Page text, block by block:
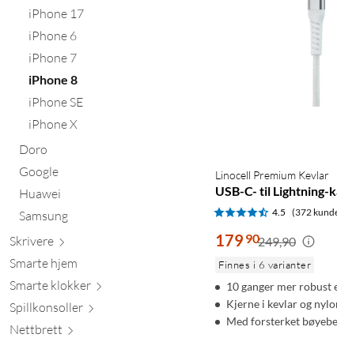
iPhone 17
iPhone 6
iPhone 7
iPhone 8
iPhone SE
iPhone X
Doro
Google
Huawei
Samsung
Skrivere
Smarte hjem
Smarte klokker
Spillkonsoller
Nettbrett
Linocell Premium Kevlar
USB-C- til Lightning-
4.5 (372
179 90249,90
Finnes i 6 varianter
10 ganger mer robust
Kjerne i kevlar og
Med forsterket